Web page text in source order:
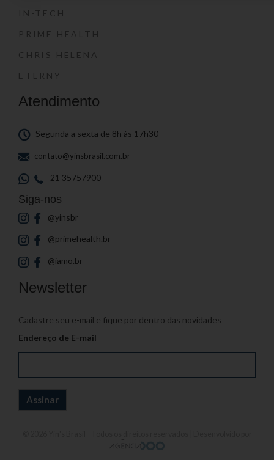
IN-TECH
PRIME HEALTH
CHRIS HELENA
ETERNY
Atendimento
Segunda a sexta de 8h às 17h30
contato@yinsbrasil.com.br
21 35757900
Siga-nos
@yinsbr
@primehealth.br
@iamo.br
Newsletter
Cadastre seu e-mail e fique por dentro das novidades
Endereço de E-mail